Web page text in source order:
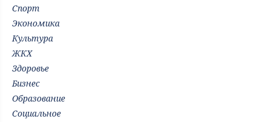
Спорт
Экономика
Культура
ЖКХ
Здоровье
Бизнес
Образование
Социальное